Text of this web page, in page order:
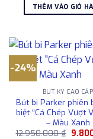
là:
THÊM VÀO GIỎ
-24%
BÚT KÝ CAO CẤP
Bút bi Parker phiên
biệt “Cá Chép Vượt
– Màu Xanh
12.950.000₫ Giá